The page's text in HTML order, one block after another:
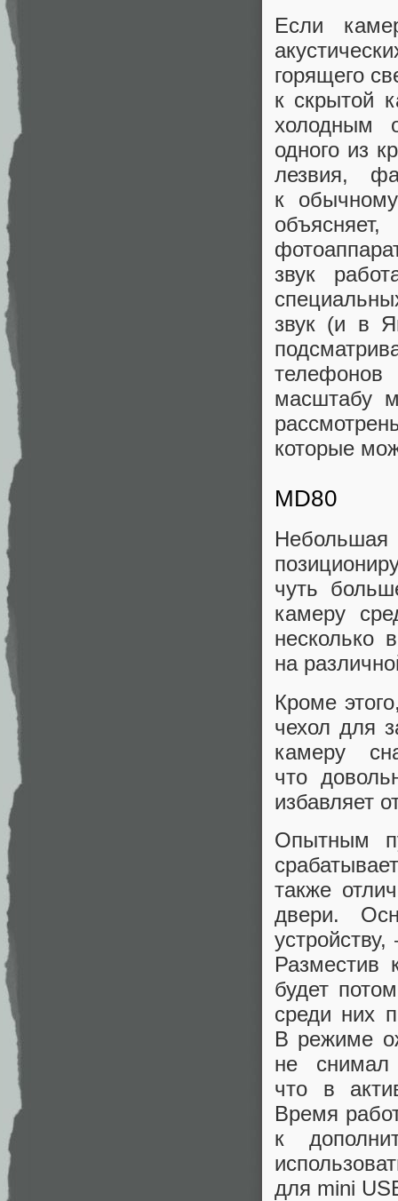
Если
горящего
к скрытой
холодным
одного из
лезвия,
к
звук
звук (и в
масштабу
которые
MD80
чуть
камеру
несколько
на
Кроме
чехол для
камеру
что
избавляет
Опытным
также
двери.
будет
среди них
В режиме
не
что в
Время
к
для mini